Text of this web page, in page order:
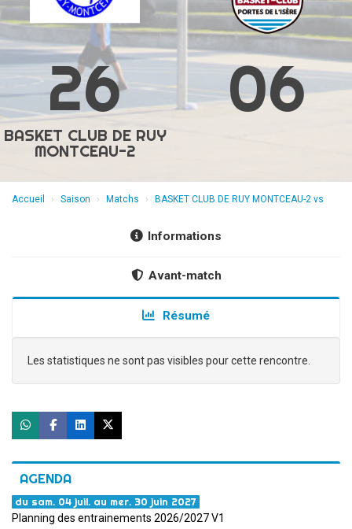
26 06
BASKET CLUB DE RUY
MONTCEAU-2
Accueil Saison Matchs BASKET CLUB DE RUY MONTCEAU-2 vs
Informations
Avant-match
Résumé
Les statistiques ne sont pas visibles pour cette rencontre.
AGENDA
du sam. 04 juil. au mer. 30 juin 2027
Planning des entrainements 2026/2027 V1